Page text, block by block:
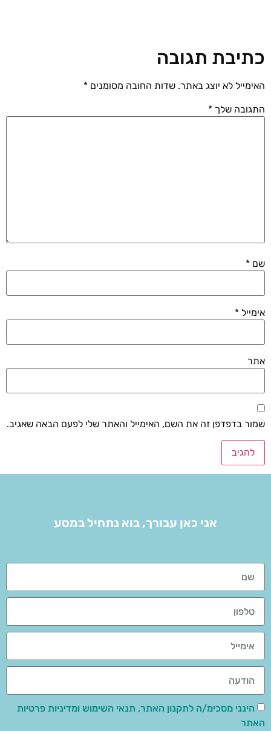
כתיבת תגובה
האימייל לא יוצג באתר. שדות החובה מסומנים *
התגובה שלך *
שם *
אימייל *
אתר
שמור בדפדפן זה את השם, האימייל והאתר שלי לפעם הבאה שאגיב.
אני כאן עבורך, בוא נתחיל במסע
הינני מסכימ/ה לתקנון האתר, תנאי השימוש ומדיניות פרטיות
האתר